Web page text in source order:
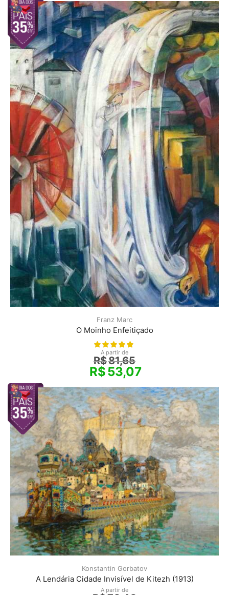
Franz Marc
O Moinho Enfeitiçado
A partir de
R$81,65
R$53,07
Konstantin Gorbatov
A Lendária Cidade Invisível de Kitezh (1913)
A partir de